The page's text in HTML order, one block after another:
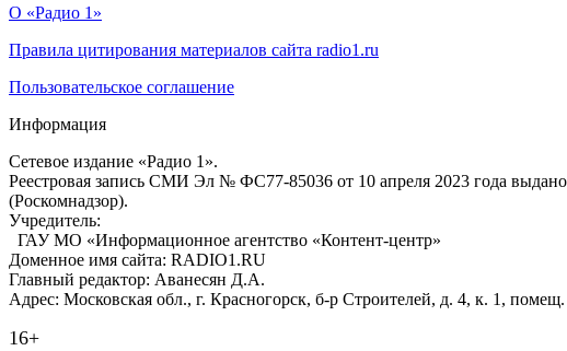
О «Радио 1»
Правила цитирования материалов сайта radio1.ru
Пользовательское соглашение
Информация
Сетевое издание «Радио 1».
Реестровая запись СМИ Эл № ФС77-85036 от 10 апреля 2023 года
(Роскомнадзор).
Учредитель:
ГАУ МО «Информационное агентство «Контент-центр»
Доменное имя сайта: RADIO1.RU
Главный редактор: Аванесян Д.А.
Адрес: Московская обл., г. Красногорск, б-р Строителей, д. 4, к. 1,
16+